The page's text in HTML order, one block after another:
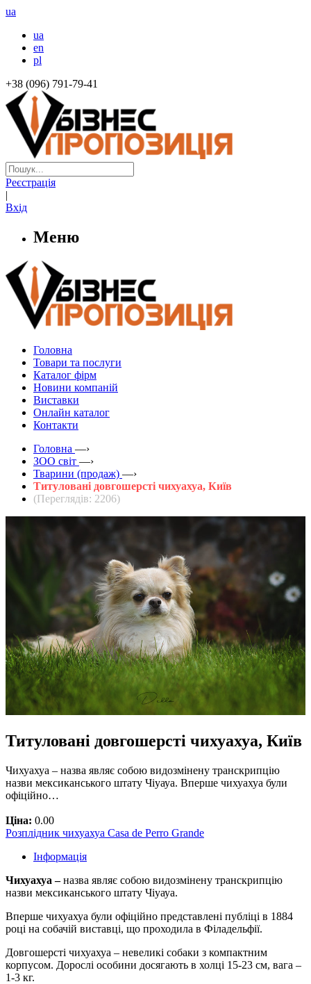
ua
ua
en
pl
+38 (096) 791-79-41
Реєстрація
|
Вхід
Меню
Головна
Товари та послуги
Каталог фірм
Новини компаній
Виставки
Онлайн каталог
Контакти
Головна —›
ЗOO світ —›
Тварини (продаж) —›
Титуловані довгошерсті чихуахуа, Київ
(Переглядів: 2206)
Титуловані довгошерсті чихуахуа, Київ
Чихуахуа – назва являє собою видозмінену транскрипцію
назви мексиканського штату Чіуауа. Вперше чихуахуа були
офіційно…
Ціна: 0.00
Розплідник чихуахуа Casa de Perro Grande
Інформація
Чихуахуа –назва являє собою видозмінену транскрипцію
назви мексиканського штату Чіуауа.
Вперше чихуахуа були офіційно представлені публіці в 1884
році на собачій виставці, що проходила в Філадельфії.
Довгошерсті чихуахуа – невеликі собаки з компактним
корпусом. Дорослі особини досягають в холці 15-23 см, вага –
1-3 кг.